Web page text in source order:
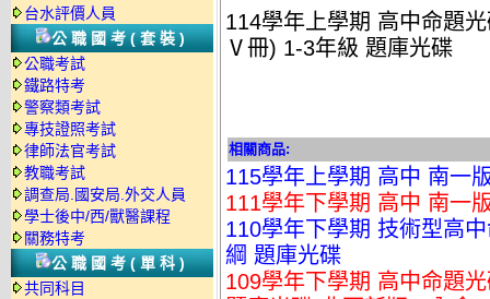
台水評價人員
公職國考(套裝)
公職考試
鐵路特考
警察類考試
專技證照考試
律師法官考試
教職考試
調查局.國安局.外交人員
學士後中/西/獸醫課程
關務特考
公職國考(單科)
共同科目
114學年上學期 高中命
Ⅴ冊) 1-3年級 題庫光碟
相關商品:
115學年上學期 高中 南一
111學年下學期 高中 南一
110學年下學期 技術型高
綱 題庫光碟
109學年下學期 高中命題